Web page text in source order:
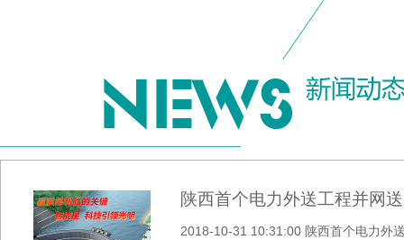
陕西首个电力外送工程并网
2018-10-31 10:31:00 陕西首个电力外